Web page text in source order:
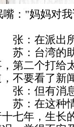
嘴："妈妈对
：在派出所
：台湾的助
第二个打给
不要看了新
：但有消息
：在这种情
七年，生长